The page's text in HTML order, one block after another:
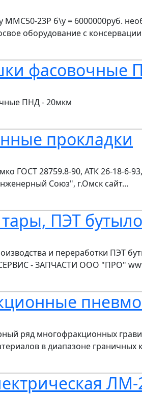
ММС50-23Р б\у = 6000000руб.
оборудование с
фасовочные
ПНД - 20мкм
прокладки
ГОСТ 28759.8-90, АТК 26-18-6-
Союз", г.Омск сайт…
ПЭТ
и переработки ПЭТ
- ЗАПЧАСТИ OOO "ПРО"
ряд многофракционных
в диапазоне граничных
ЛМ-